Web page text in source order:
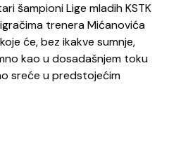
šampioni Lige mladih KSTK
trenera Mićanovića
će, bez ikakve sumnje,
kao u dosadašnjem toku
sreće u predstojećim